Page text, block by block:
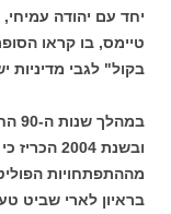
יחד עם יהודה
טיימס, בו קראו
בקול" לגבי
ובשנת
מההתפתחויות
בראיון לארי שביט